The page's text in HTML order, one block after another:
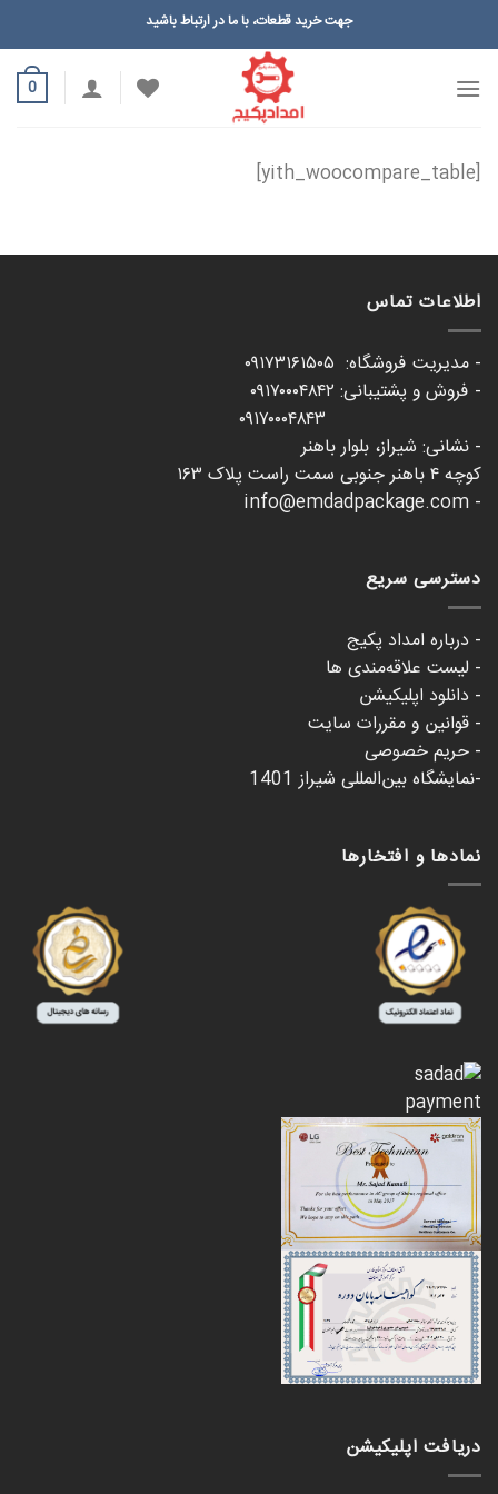
جهت خرید قطعات، با ما در ارتباط باشید
0
[yith_woocompare_table]
اطلاعات تماس
- مدیریت فروشگاه: ۰۹۱۷۳۱۶۱۵۰۵
- فروش و پشتیبانی: ۰۹۱۷۰۰۰۴۸۴۲
- نشانی: شیراز، بلوار باهنر
کوچه ۴ باهنر جنوبی سمت راست پلاک ۱۶۳
- info@emdadpackage.com
دسترسی سریع
- درباره امداد پکیج
- لیست علاقه‌مندی ها
- دانلود اپلیکیشن
- قوانین و مقررات سایت
- حریم خصوصی
-نمایشگاه بین‌المللی شیراز 1401
نمادها و افتخارها
دریافت اپلیکیشن